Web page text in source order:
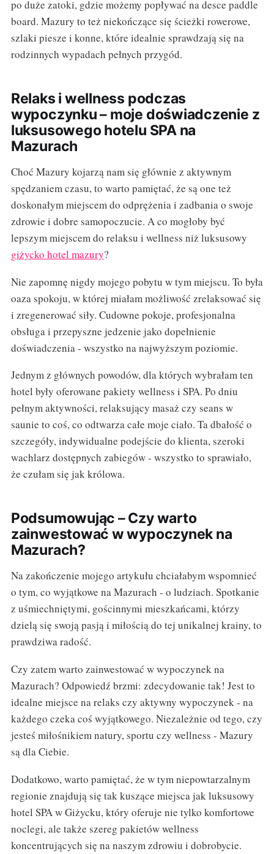
po duże zatoki, gdzie możemy popływać na desce paddle
board. Mazury to też niekończące się ścieżki rowerowe,
szlaki piesze i konne, które idealnie sprawdzają się na
rodzinnych wypadach pełnych przygód.
Relaks i wellness podczas
wypoczynku – moje doświadczenie z
luksusowego hotelu SPA na
Mazurach
Choć Mazury kojarzą nam się głównie z aktywnym
spędzaniem czasu, to warto pamiętać, że są one też
doskonałym miejscem do odprężenia i zadbania o swoje
zdrowie i dobre samopoczucie. A co mogłoby być
lepszym miejscem do relaksu i wellness niż luksusowy
giżycko hotel mazury?
Nie zapomnę nigdy mojego pobytu w tym miejscu. To była
oaza spokoju, w której miałam możliwość zrelaksować się
i zregenerować siły. Cudowne pokoje, profesjonalna
obsługa i przepyszne jedzenie jako dopełnienie
doświadczenia - wszystko na najwyższym poziomie.
Jednym z głównych powodów, dla których wybrałam ten
hotel były oferowane pakiety wellness i SPA. Po dniu
pełnym aktywności, relaksujący masaż czy seans w
saunie to coś, co odtwarza całe moje ciało. Ta dbałość o
szczegóły, indywidualne podejście do klienta, szeroki
wachlarz dostępnych zabiegów - wszystko to sprawiało,
że czułam się jak królowa.
Podsumowując – Czy warto
zainwestować w wypoczynek na
Mazurach?
Na zakończenie mojego artykułu chciałabym wspomnieć
o tym, co wyjątkowe na Mazurach - o ludziach. Spotkanie
z uśmiechniętymi, gościnnymi mieszkańcami, którzy
dzielą się swoją pasją i miłością do tej unikalnej krainy, to
prawdziwa radość.
Czy zatem warto zainwestować w wypoczynek na
Mazurach? Odpowiedź brzmi: zdecydowanie tak! Jest to
idealne miejsce na relaks czy aktywny wypoczynek - na
każdego czeka coś wyjątkowego. Niezależnie od tego, czy
jesteś miłośnikiem natury, sportu czy wellness - Mazury
są dla Ciebie.
Dodatkowo, warto pamiętać, że w tym niepowtarzalnym
regionie znajdują się tak kuszące miejsca jak luksusowy
hotel SPA w Giżycku, który oferuje nie tylko komfortowe
noclegi, ale także szereg pakietów wellness
koncentrujących się na naszym zdrowiu i dobrobycie.